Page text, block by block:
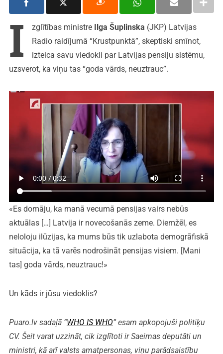
I zglītības ministre Ilga Šuplinska (JKP) Latvijas
Radio raidījumā “Krustpunktā”, skeptiski smīnot,
izteica savu viedokli par Latvijas pensiju sistēmu,
uzsverot, ka viņu tas “goda vārds, neuztrauc”.
«Es domāju, ka manā vecumā pensijas vairs nebūs
aktuālas […] Latvija ir novecošanās zeme. Diemžēl, es
neloloju ilūzijas, ka mums būs tik uzlabota demogrāfiskā
situācija, ka tā varēs nodrošināt pensijas visiem. [Mani
tas] goda vārds, neuztrauc!»
Un kāds ir jūsu viedoklis?
Puaro.lv sadaļā “WHO IS WHO” esam apkopojuši politiķu
CV. Šeit varat uzzināt, cik izglītoti ir Saeimas deputāti un
ministri, kā arī valsts amatpersonas, viņu parādsaistību